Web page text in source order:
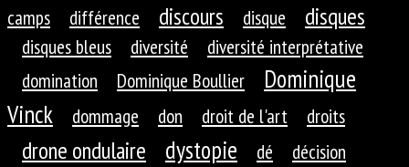
camps
différence discours disque disques
disques bleus diversité
diversité interprétative
domination
Dominique Boullier
Dominique
Vinck
dommage don droit de l'art droits
drone ondulaire dystopie dé
décision